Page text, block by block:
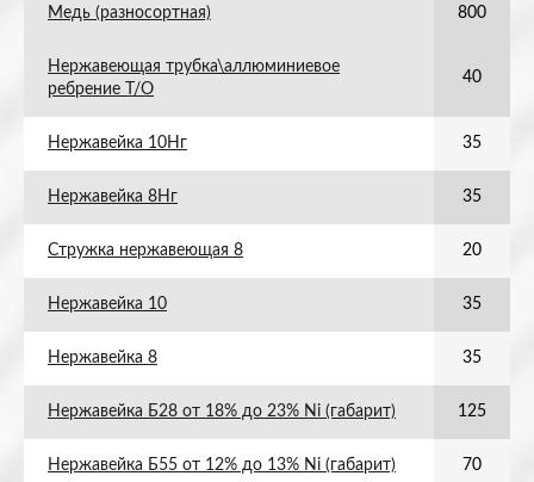
Медь (разносортная) 800
Нержавеющая трубка\аллюминиевое
ребрение Т/О
40
Нержавейка 10Нг 35
Нержавейка 8Нг 35
Стружка нержавеющая 8 20
Нержавейка 10 35
Нержавейка 8 35
Нержавейка Б28 от 18% до 23% Ni (габарит) 125
Нержавейка Б55 от 12% до 13% Ni (габарит) 70